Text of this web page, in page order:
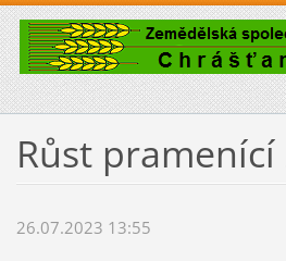
Růst
26.07.2023 13:55